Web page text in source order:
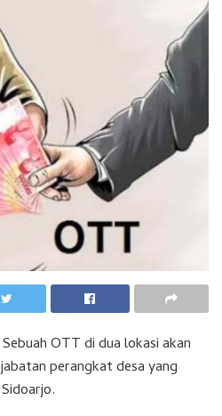
Sebuah OTT di dua lokasi akan
perangkat desa yang